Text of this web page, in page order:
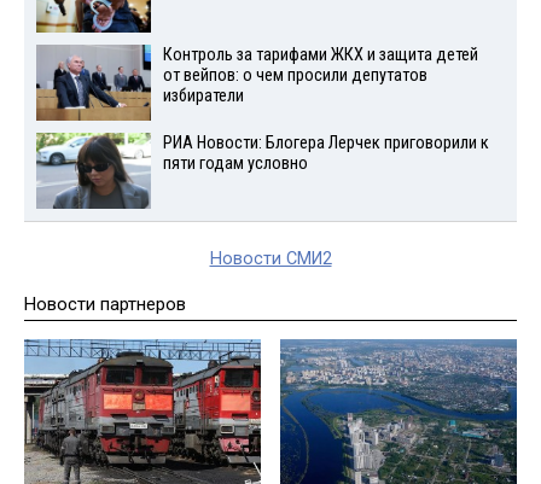
Контроль за тарифами ЖКХ и защита детей
от вейпов: о чем просили депутатов
избиратели
РИА Новости: Блогера Лерчек приговорили к
пяти годам условно
Новости СМИ2
Новости партнеров